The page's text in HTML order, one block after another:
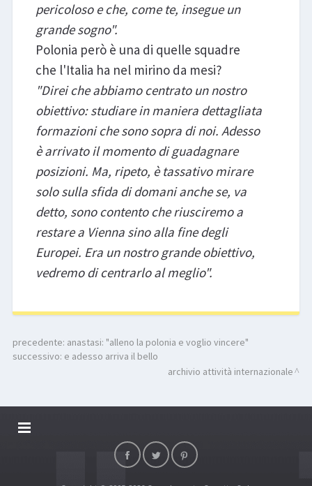
pericoloso e che, come te, insegue un
grande sogno".
Polonia però è una di quelle squadre
che l'Italia ha nel mirino da mesi?
"Direi che abbiamo centrato un nostro
obiettivo: studiare in maniera dettagliata
formazioni che sono sopra di noi. Adesso
è arrivato il momento di guadagnare
posizioni. Ma, ripeto, è tassativo mirare
solo sulla sfida di domani anche se, va
detto, sono contento che riusciremo a
restare a Vienna sino alla fine degli
Europei. Era un nostro grande obiettivo,
vedremo di centrarlo al meglio".
precedente: anastasi: "alleno la polonia e voglio vincere"
successivo: e adesso arriva il bello
archivio attività internazionale
DALLARIVOLLEY SOSTIENE